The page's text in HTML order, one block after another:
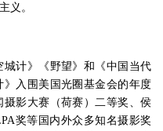
义。
计》《野望》和《中国当代
入围美国光圈基金会的年度
影大赛（荷赛）二等奖、侯
奖等国内外众多知名摄影奖